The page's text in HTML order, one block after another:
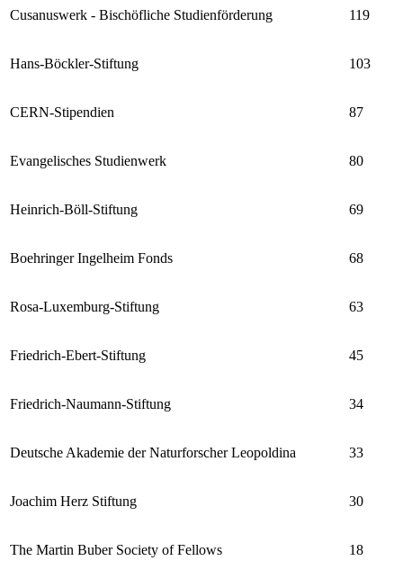
Cusanuswerk - Bischöfliche Studienförderung 119
Hans-Böckler-Stiftung 103
CERN-Stipendien 87
Evangelisches Studienwerk 80
Heinrich-Böll-Stiftung 69
Boehringer Ingelheim Fonds 68
Rosa-Luxemburg-Stiftung 63
Friedrich-Ebert-Stiftung 45
Friedrich-Naumann-Stiftung 34
Deutsche Akademie der Naturforscher Leopoldina 33
Joachim Herz Stiftung 30
The Martin Buber Society of Fellows 18